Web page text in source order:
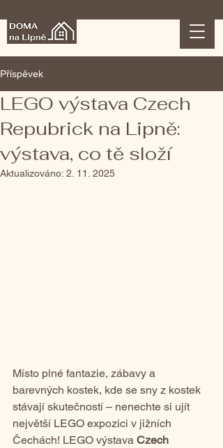
Příspěvek
LEGO výstava Czech
Repubrick na Lipně:
výstava, co tě složí
Aktualizováno: 2. 11. 2025
Místo plné fantazie, zábavy a
barevných kostek, kde se sny z kostek
stávají skutečností – nenechte si ujít
největší LEGO expozici v jižních
Čechách! LEGO výstava Czech